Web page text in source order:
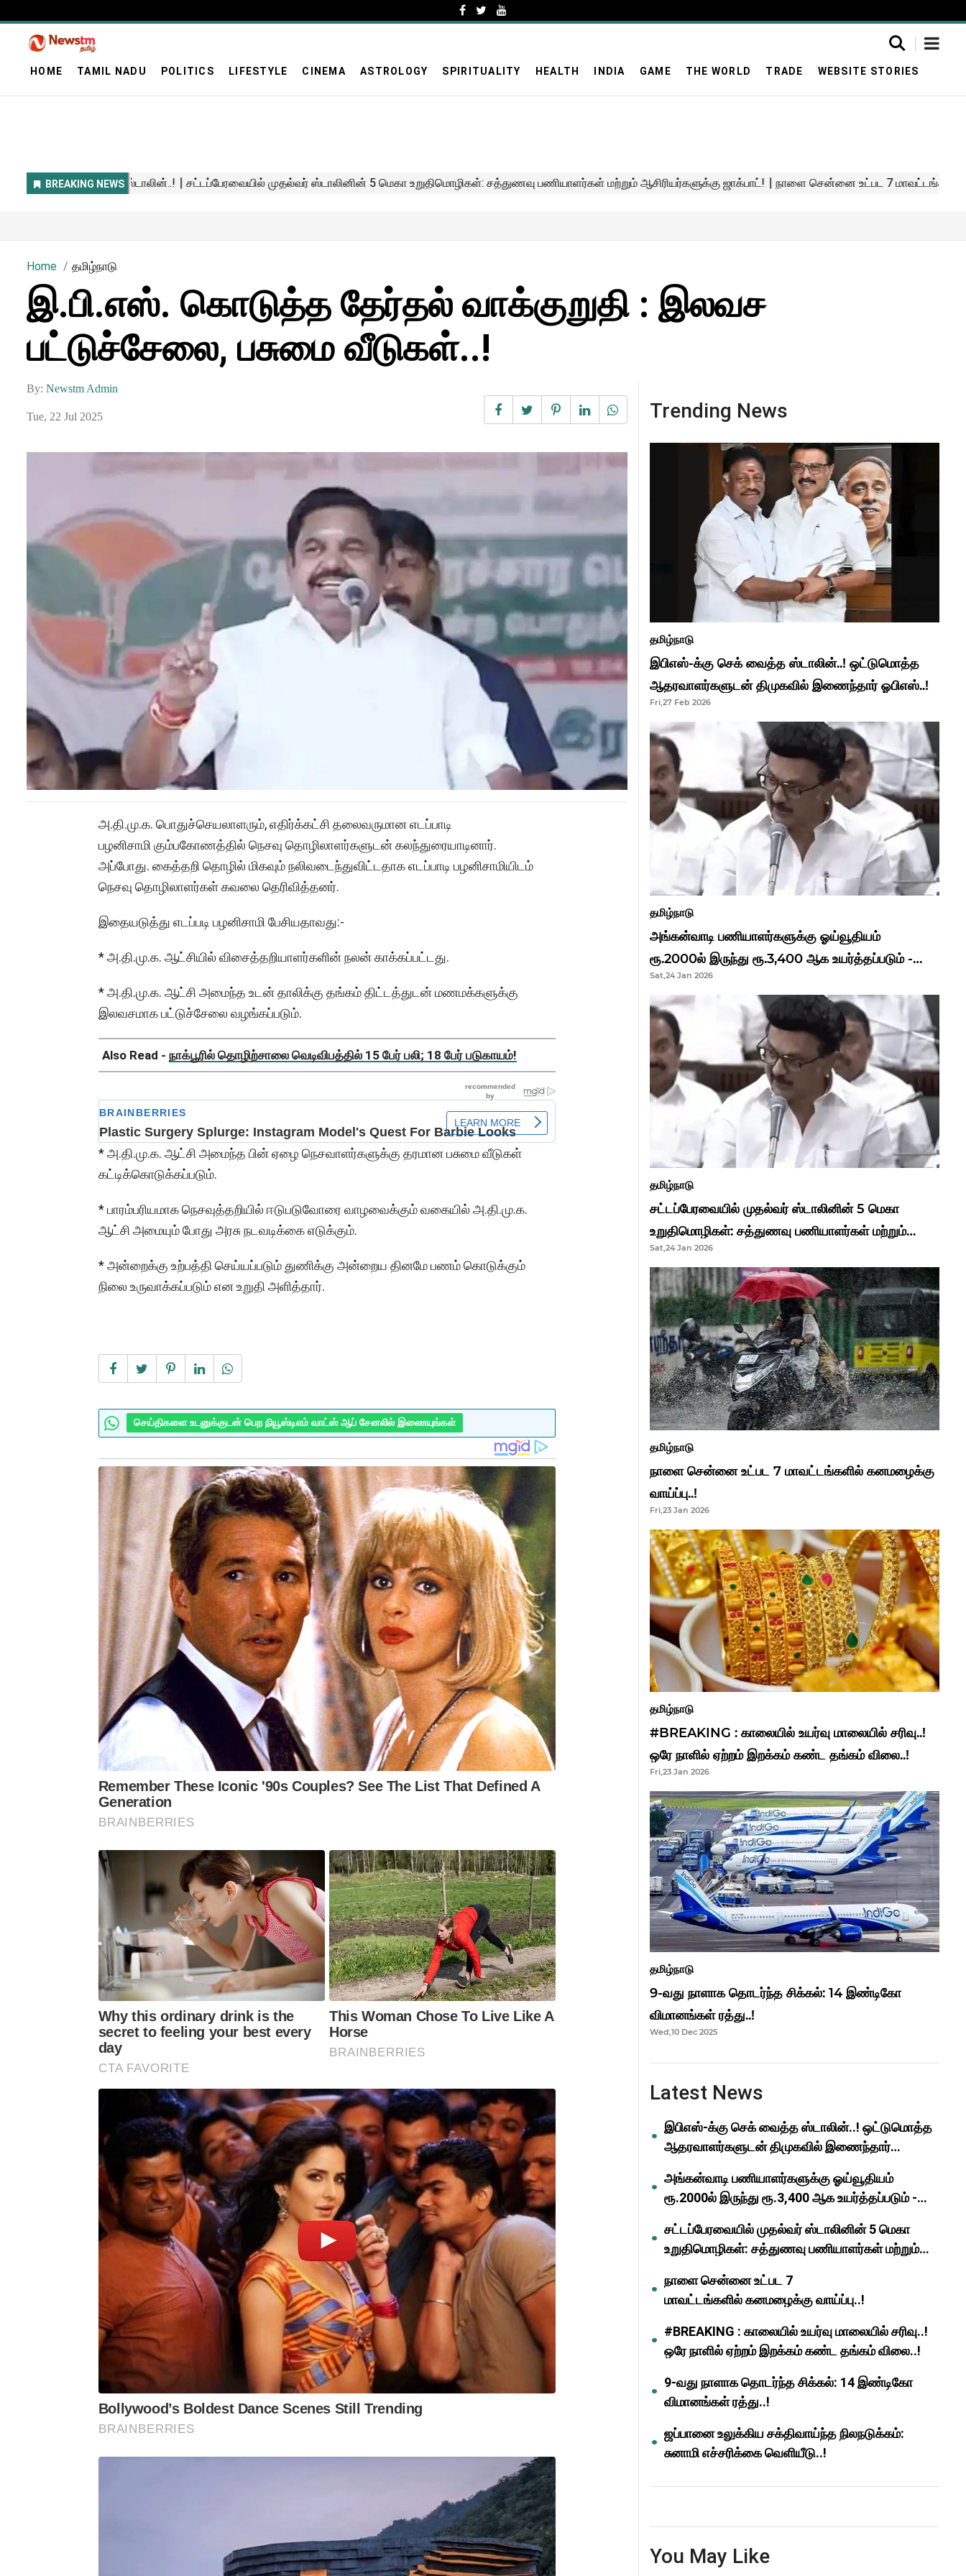
HOME TAMIL NADU POLITICS LIFESTYLE CINEMA ASTROLOGY SPIRITUALITY HEALTH INDIA GAME THE WORLD TRADE WEBSITE STORIES
Home தமிழ்நாடு
இ.பி.எஸ். கொடுத்த தேர்தல் வாக்குறுதி : இலவச
பட்டுச்சேலை, பசுமை வீடுகள்..!
By: Newstm Admin
Tue, 22 Jul 2025
அ.தி.மு.க. பொதுச்செயலாளரும், எதிர்க்கட்சி தலைவருமான எடப்பாடி
பழனிசாமி கும்பகோணத்தில் நெசவு தொழிலாளர்களுடன் கலந்துரையாடினார்.
அப்போது. கைத்தறி தொழில் மிகவும் நலிவடைந்துவிட்டதாக எடப்பாடி பழனிசாமியிடம்
நெசவு தொழிலாளர்கள் கவலை தெரிவித்தனர்.
இதையடுத்து எடப்படி பழனிசாமி பேசியதாவது:-
* அ.தி.மு.க. ஆட்சியில் விசைத்தறியாளர்களின் நலன் காக்கப்பட்டது.
* அ.தி.மு.க. ஆட்சி அமைந்த உடன் தாலிக்கு தங்கம் திட்டத்துடன் மணமக்களுக்கு
இலவசமாக பட்டுச்சேலை வழங்கப்படும்.
Also Read - நாக்பூரில் தொழிற்சாலை வெடிவிபத்தில் 15 பேர் பலி; 18 பேர் படுகாயம்!
* அ.தி.மு.க. ஆட்சி அமைந்த பின் ஏழை நெசவாளர்களுக்கு தரமான பசுமை வீடுகள்
கட்டிக்கொடுக்கப்படும்.
* பாரம்பரியமாக நெசவுத்தறியில் ஈடுபடுவோரை வாழவைக்கும் வகையில் அ.தி.மு.க.
ஆட்சி அமையும் போது அரசு நடவடிக்கை எடுக்கும்.
* அன்றைக்கு உற்பத்தி செய்யப்படும் துணிக்கு அன்றைய தினமே பணம் கொடுக்கும்
நிலை உருவாக்கப்படும் என உறுதி அளித்தார்.
செய்திகளை உடனுக்குடன் பெற நியூஸ்டிஎம் வாட்ஸ் ஆப் சேனலில் இணையுங்கள்
Trending News
தமிழ்நாடு
இபிஎஸ்-க்கு செக் வைத்த ஸ்டாலின்..! ஒட்டுமொத்த
ஆதரவாளர்களுடன் திமுகவில் இணைந்தார் ஓபிஎஸ்..!
Fri,27 Feb 2026
தமிழ்நாடு
அங்கன்வாடி பணியாளர்களுக்கு ஓய்வூதியம்
ரூ.2000ல் இருந்து ரூ.3,400 ஆக உயர்த்தப்படும் -
முதல்வர் மு.க.ஸ்டாலின்..!
Sat,24 Jan 2026
தமிழ்நாடு
சட்டப்பேரவையில் முதல்வர் ஸ்டாலினின் 5 மெகா
உறுதிமொழிகள்: சத்துணவு பணியாளர்கள் மற்றும்
ஆசிரியர்களுக்கு ஜாக்பாட்!
Sat,24 Jan 2026
தமிழ்நாடு
நாளை சென்னை உட்பட 7 மாவட்டங்களில் கனமழைக்கு
வாய்ப்பு..!
Fri,23 Jan 2026
தமிழ்நாடு
#BREAKING : காலையில் உயர்வு மாலையில் சரிவு..!
ஒரே நாளில் ஏற்றம் இறக்கம் கண்ட தங்கம் விலை..!
Fri,23 Jan 2026
தமிழ்நாடு
9-வது நாளாக தொடர்ந்த சிக்கல்: 14 இண்டிகோ
விமானங்கள் ரத்து..!
Wed,10 Dec 2025
Latest News
இபிஎஸ்-க்கு செக் வைத்த ஸ்டாலின்..! ஒட்டுமொத்த
ஆதரவாளர்களுடன் திமுகவில் இணைந்தார்
அங்கன்வாடி பணியாளர்களுக்கு ஓய்வூதியம்
ரூ.2000ல் இருந்து ரூ.3,400 ஆக உயர்த்தப்படும் -
சட்டப்பேரவையில் முதல்வர் ஸ்டாலினின் 5 மெகா
உறுதிமொழிகள்: சத்துணவு பணியாளர்கள் மற்றும்
நாளை சென்னை உட்பட 7
மாவட்டங்களில் கனமழைக்கு வாய்ப்பு..!
#BREAKING : காலையில் உயர்வு மாலையில் சரிவு..!
ஒரே நாளில் ஏற்றம் இறக்கம் கண்ட தங்கம் விலை..!
9-வது நாளாக தொடர்ந்த சிக்கல்: 14 இண்டிகோ
விமானங்கள் ரத்து..!
ஜப்பானை உலுக்கிய சக்திவாய்ந்த நிலநடுக்கம்:
சுனாமி எச்சரிக்கை வெளியீடு..!
You May Like